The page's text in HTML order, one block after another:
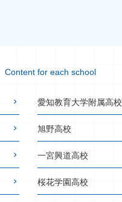
Content for each school
愛知教育大学附属高校
旭野高校
一宮興道高校
桜花学園高校